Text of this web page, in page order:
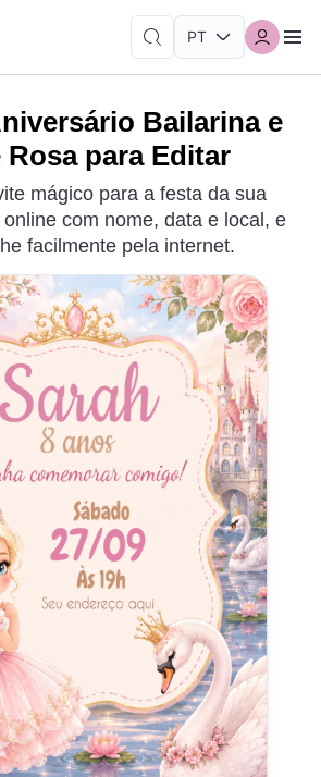
Bailarina e
Rosa para Editar
mágico para a festa da sua
com nome, data e local, e
facilmente pela internet.